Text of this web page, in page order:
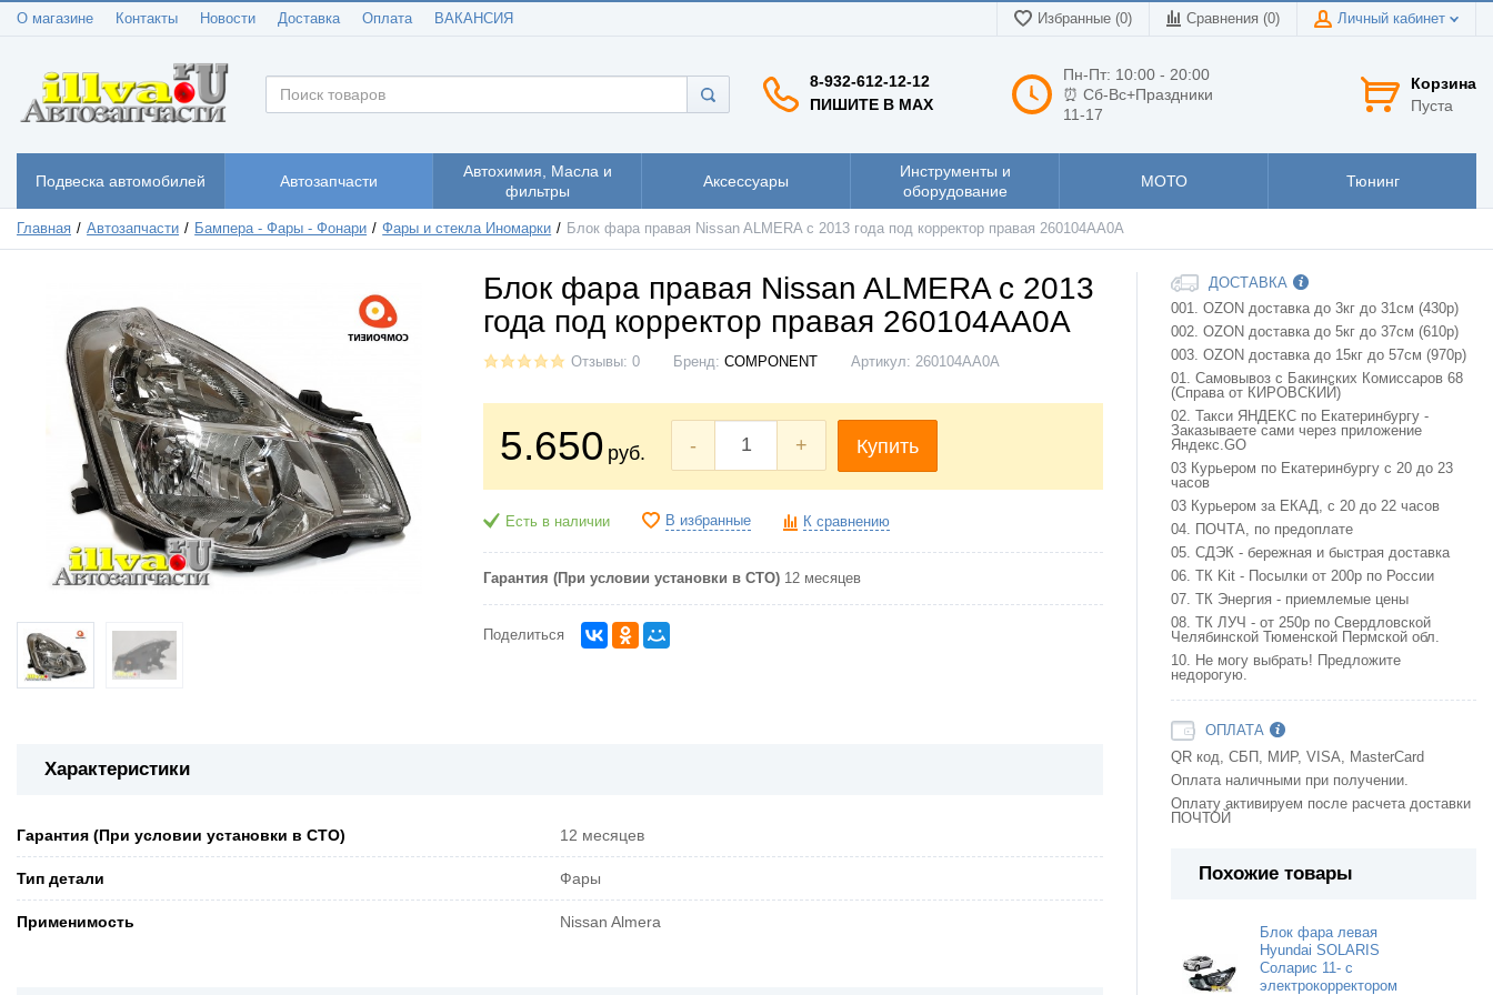
О магазине Контакты Новости Доставка Оплата ВАКАНСИЯ Избранные (0) Сравнения (0) Личный кабинет
8-932-612-12-12
ПИШИТЕ В MAX
Пн-Пт: 10:00 - 20:00
⏰ Сб-Вс+Праздники
11-17
Корзина
Пуста
Подвеска автомобилей Автозапчасти
Автохимия, Масла и
фильтры
Аксессуары
Инструменты и
оборудование
МОТО Тюнинг
Главная Автозапчасти Бампера - Фары - Фонари Фары и стекла Иномарки Блок фара правая Nissan ALMERA c 2013 года под корректор правая 260104AA0A
Блок фара правая Nissan ALMERA c 2013
года под корректор правая 260104AA0A
Отзывы: 0 Бренд: COMPONENT Артикул: 260104AA0A
5.650 руб. - + Купить
Есть в наличии В избранные К сравнению
Гарантия (При условии установки в СТО) 12 месяцев
Поделиться
Характеристики
Гарантия (При условии установки в СТО) 12 месяцев
Тип детали Фары
Применимость Nissan Almera
ДОСТАВКА
001. OZON доставка до 3кг до 31см (430р)
002. OZON доставка до 5кг до 37см (610р)
003. OZON доставка до 15кг до 57см (970р)
01. Самовывоз с Бакинских Комиссаров 68
(Справа от КИРОВСКИЙ)
02. Такси ЯНДЕКС по Екатеринбургу -
Заказываете сами через приложение
Яндекс.GO
03 Курьером по Екатеринбургу с 20 до 23
часов
03 Курьером за ЕКАД, с 20 до 22 часов
04. ПОЧТА, по предоплате
05. СДЭК - бережная и быстрая доставка
06. ТК Kit - Посылки от 200р по России
07. ТК Энергия - приемлемые цены
08. ТК ЛУЧ - от 250р по Свердловской
Челябинской Тюменской Пермской обл.
10. Не могу выбрать! Предложите
недорогую.
ОПЛАТА
QR код, СБП, МИР, VISA, MasterCard
Оплата наличными при получении.
Оплату активируем после расчета доставки
ПОЧТОЙ
Похожие товары
Блок фара левая
Hyundai SOLARIS
Соларис 11- с
электрокорректором